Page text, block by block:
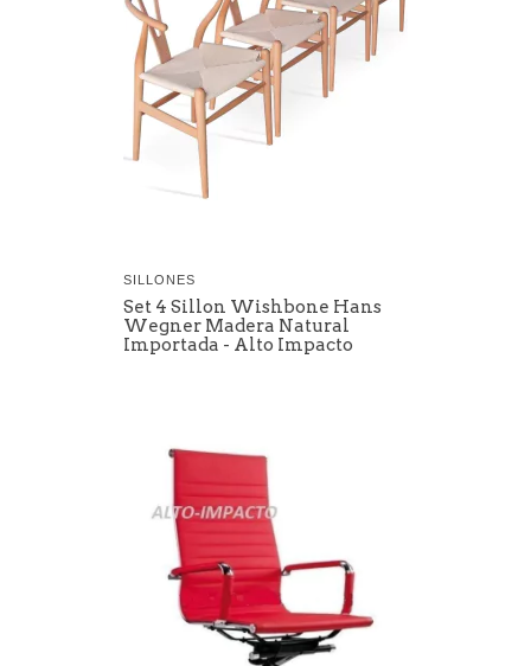
SILLONES
Set 4 Sillon Wishbone Hans
Wegner Madera Natural
Importada - Alto Impacto